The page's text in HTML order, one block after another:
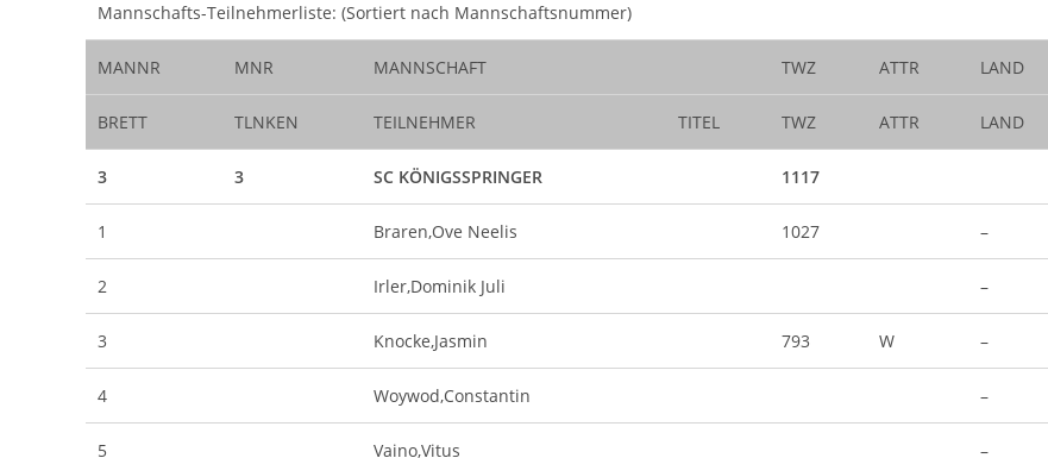
Mannschafts-Teilnehmerliste: (Sortiert nach Mannschaftsnummer)
MANNR MNR MANNSCHAFT TWZ ATTR LAND
BRETT TLNKEN TEILNEHMER TITEL TWZ ATTR LAND
3 3 SC KÖNIGSSPRINGER 1117
1 Braren,Ove Neelis 1027 –
2 Irler,Dominik Juli –
3 Knocke,Jasmin 793 W –
4 Woywod,Constantin –
5 Vaino,Vitus –